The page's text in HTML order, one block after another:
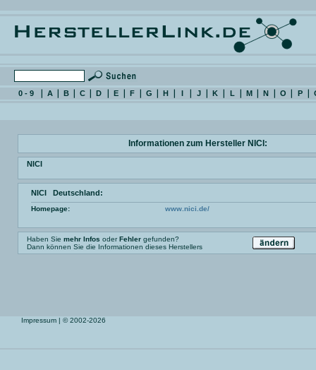
0 - 9 A B C D E F G H I J K L M N O P
Informationen zum Hersteller NICI:
NICI
NICI Deutschland:
Homepage: www.nici.de/
Haben Sie mehr Infos oderFehler gefunden?
Dann können Sie die Informationen dieses Herstellers
Impressum | © 2002-2026